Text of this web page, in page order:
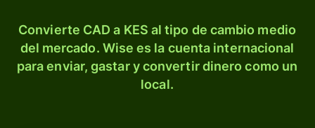
Convierte CAD a KES al tipo de cambio medio
del mercado. Wise es la cuenta internacional
para enviar, gastar y convertir dinero como un
local.